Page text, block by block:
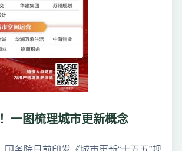
一图梳理城市更新概念